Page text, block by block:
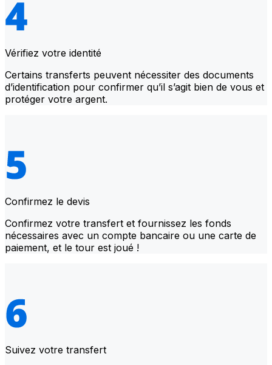
Vérifiez votre identité
Certains transferts peuvent nécessiter des documents
d’identification pour confirmer qu’il s’agit bien de vous et
protéger votre argent.
Confirmez le devis
Confirmez votre transfert et fournissez les fonds
nécessaires avec un compte bancaire ou une carte de
paiement, et le tour est joué !
Suivez votre transfert